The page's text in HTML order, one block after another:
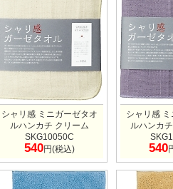
シャリ感 ミニガーゼタオ
ルハンカチ クリーム
SKG10050C
540円(税込)
シャリ感
ルハンカ
540